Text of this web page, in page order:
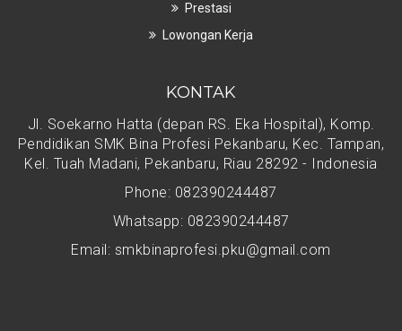
Prestasi
Lowongan Kerja
KONTAK
Jl. Soekarno Hatta (depan RS. Eka Hospital), Komp.
Pendidikan SMK Bina Profesi Pekanbaru, Kec. Tampan,
Kel. Tuah Madani, Pekanbaru, Riau 28292 - Indonesia
Phone: 082390244487
Whatsapp: 082390244487
Email: smkbinaprofesi.pku@gmail.com